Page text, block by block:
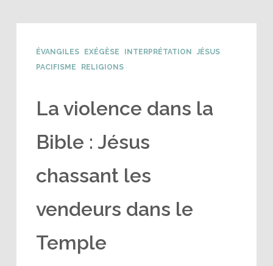
ÉVANGILES EXÉGÈSE INTERPRÉTATION
JÉSUS
PACIFISME
RELIGIONS
La violence dans la
Bible : Jésus
chassant les
vendeurs dans le
Temple